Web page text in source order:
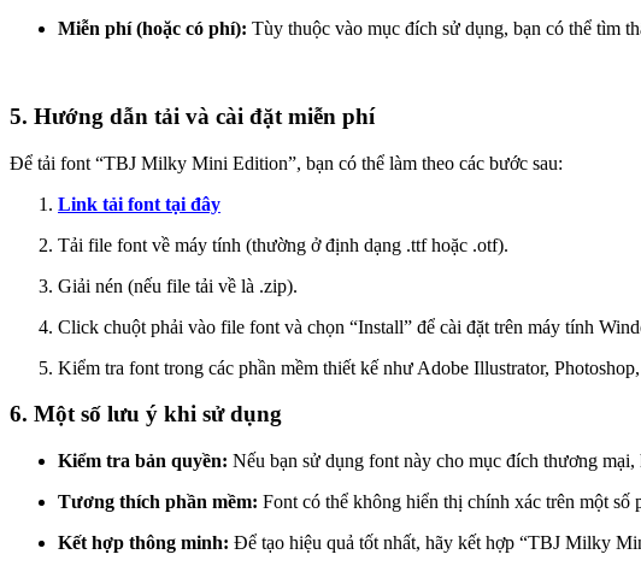
Miễn phí (hoặc có phí): Tùy thuộc vào mục đích sử dụng, bạn có thể tìm
5. Hướng dẫn tải và cài đặt miễn phí
Để tải font “TBJ Milky Mini Edition”, bạn có thể làm theo các bước sau:
Link tải font tại đây
Tải file font về máy tính (thường ở định dạng .ttf hoặc .otf).
Giải nén (nếu file tải về là .zip).
Click chuột phải vào file font và chọn “Install” để cài đặt trên máy tính
Kiểm tra font trong các phần mềm thiết kế như Adobe Illustrator,
6. Một số lưu ý khi sử dụng
Kiểm tra bản quyền: Nếu bạn sử dụng font này cho mục đích thương
Tương thích phần mềm: Font có thể không hiển thị chính xác trên một số
Kết hợp thông minh: Để tạo hiệu quả tốt nhất, hãy kết hợp “TBJ Milky